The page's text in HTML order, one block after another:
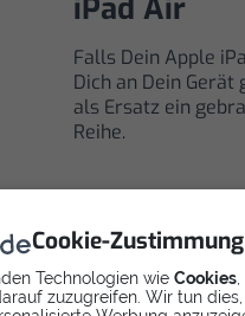
Cookie-
Technologien wie Cookies
zuzugreifen. Wir tun
iPad Air
Falls Dein Apple
Dich an Dein
als Ersatz ein
Reihe.
Selbst